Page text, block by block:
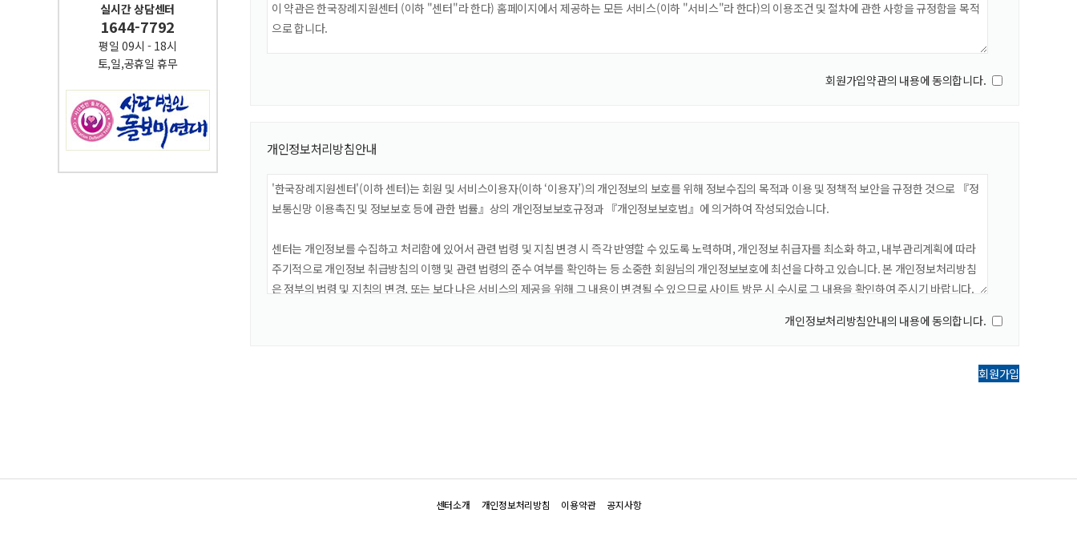
실시간 상담센터
1644-7792
평일 09시 - 18시
토,일,공휴일 휴무
회원가입약관의 내용에 동의합니다.
개인정보처리방침안내
개인정보처리방침안내의 내용에 동의합니다.
센터소개 개인정보처리방침 이용약관 공지사항